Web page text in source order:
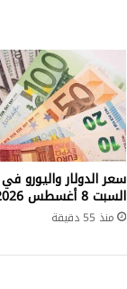
سعر الدولار واليورو
السبت 8 أغسطس 2026
منذ 55 دقيقة